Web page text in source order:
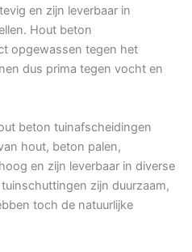
en zijn leverbaar in
Hout beton
opgewassen tegen het
dus prima tegen vocht en
beton tuinafscheidingen
hout, beton palen,
en zijn leverbaar in diverse
zijn duurzaam,
toch de natuurlijke